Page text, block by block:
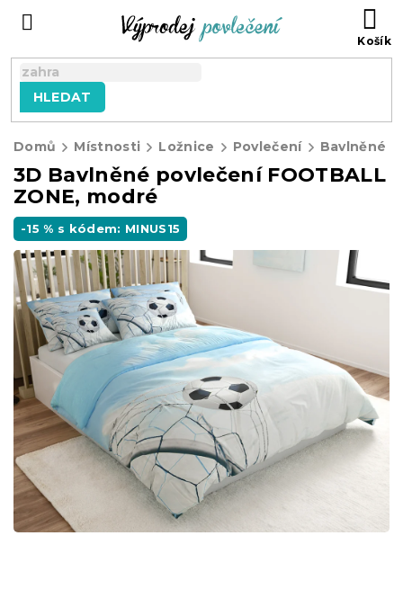
HLEDAT
Domů Místnosti Ložnice Povlečení Bavlněné
3D Bavlněné povlečení FOOTBALL
ZONE, modré
-15 % s kódem: MINUS15